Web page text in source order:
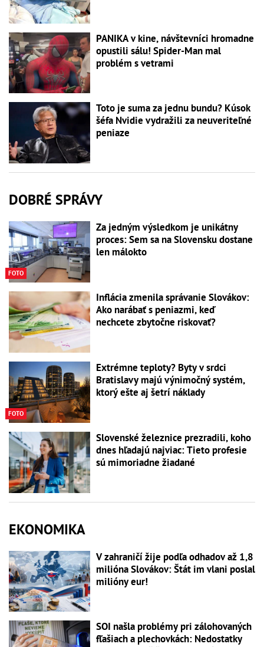
PANIKA v kine, návštevníci hromadne
opustili sálu! Spider-Man mal
problém s vetrami
Toto je suma za jednu bundu? Kúsok
šéfa Nvidie vydražili za neuveriteľné
peniaze
DOBRÉ SPRÁVY
FOTO
Za jedným výsledkom je unikátny
proces: Sem sa na Slovensku dostane
len málokto
Inflácia zmenila správanie Slovákov:
Ako narábať s peniazmi, keď
nechcete zbytočne riskovať?
FOTO
Extrémne teploty? Byty v srdci
Bratislavy majú výnimočný systém,
ktorý ešte aj šetrí náklady
Slovenské železnice prezradili, koho
dnes hľadajú najviac: Tieto profesie
sú mimoriadne žiadané
EKONOMIKA
V zahraničí žije podľa odhadov až 1,8
milióna Slovákov: Štát im vlani poslal
milióny eur!
SOI našla problémy pri zálohovaných
fľašiach a plechovkách: Nedostatky